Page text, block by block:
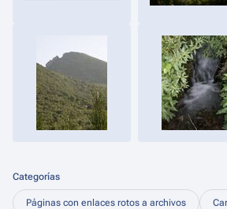
Categorías
Páginas con enlaces rotos a archivos